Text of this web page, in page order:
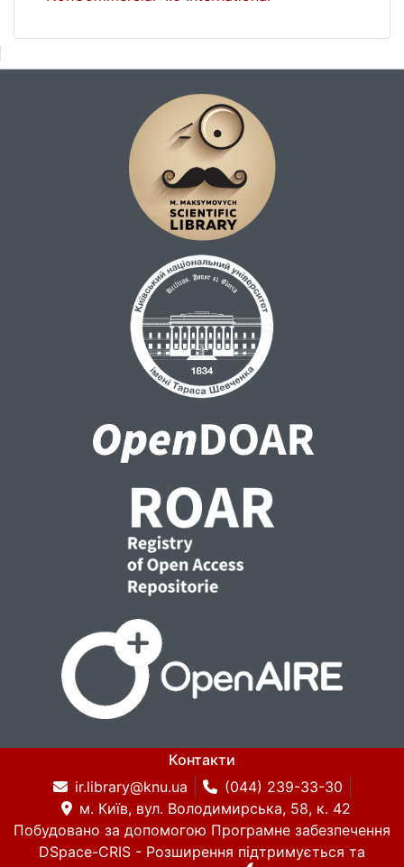
Контакти
ir.library@knu.ua
(044) 239-33-30
м. Київ, вул. Володимирська, 58, к. 42
Побудовано за допомогою Програмне забезпечення
DSpace-CRIS - Розширення підтримується та